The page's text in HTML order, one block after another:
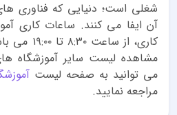
شغلی است؛ دنیایی که فناوری
آن ایفا می کنند. ساعات کاری
کاری، از
مشاهده لیست سایر آموزشگاه
می توانید به صفحه لیست
مراجعه نمایید.